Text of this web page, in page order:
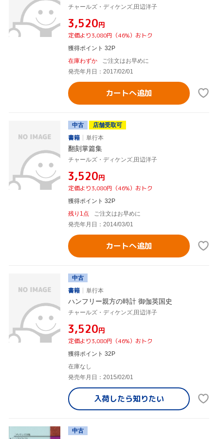
チャールズ・ディケンズ,田辺洋子
¥3,520円
定価より3,080円（46%）おトク
獲得ポイント 32P
在庫わずか
ご注文はお早めに
発売年月日：2017/02/01
カートへ追加
中古
店舗受取可
書籍
単行本
翻刻掌篇集
チャールズ・ディケンズ,田辺洋子
¥3,520円
定価より3,080円（46%）おトク
獲得ポイント 32P
残り1点
ご注文はお早めに
発売年月日：2014/03/01
カートへ追加
中古
書籍
単行本
ハンフリー親方の時計 御伽英国史
チャールズ・ディケンズ,田辺洋子
¥3,520円
定価より3,080円（46%）おトク
獲得ポイント 32P
在庫なし
発売年月日：2015/02/01
入荷したら知りたい
中古